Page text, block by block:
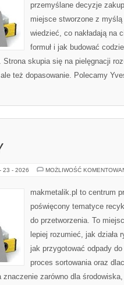
przemyślane decyzje
miejsce stworzone z
wiedzieć, co nakładają na
formuł i jak budować
Strona skupia się na pielęgnacji
też dopasowanie. Polecamy
23 - 2026 MOŻLIWOŚĆ
makmetalik.pl to centrum
poświęcony tematyce
do przetworzenia. To
lepiej rozumieć, jak działa
jak przygotować odpady
proces sortowania oraz
znaczenie zarówno dla